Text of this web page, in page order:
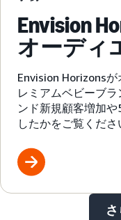
Envision
オーディ
Envision Horizons
レミアムベビーブ
ンド新規顧客増加
したかをご覧くださ